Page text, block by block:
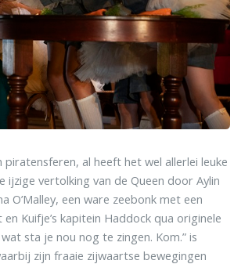
al heeft het wel allerlei leuke
vertolking van de Queen door Aylin
O’Malley, een ware zeebonk met een
Kuifje’s kapitein Haddock qua originele
sta je nou nog te zingen. Kom.” is
zijn fraaie zijwaartse bewegingen